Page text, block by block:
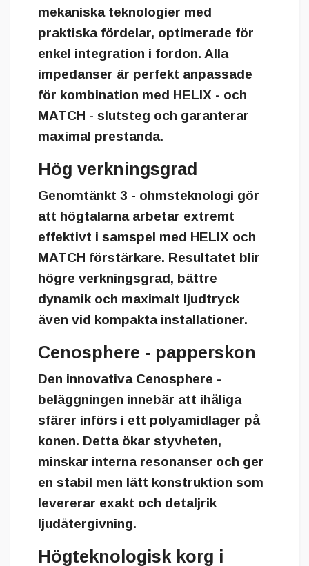
mekaniska teknologier med
praktiska fördelar, optimerade för
enkel integration i fordon. Alla
impedanser är perfekt anpassade
för kombination med HELIX - och
MATCH - slutsteg och garanterar
maximal prestanda.
Hög verkningsgrad
Genomtänkt 3 - ohmsteknologi gör
att högtalarna arbetar extremt
effektivt i samspel med HELIX och
MATCH förstärkare. Resultatet blir
högre verkningsgrad, bättre
dynamik och maximalt ljudtryck
även vid kompakta installationer.
Cenosphere - papperskon
Den innovativa Cenosphere -
beläggningen innebär att ihåliga
sfärer införs i ett polyamidlager på
konen. Detta ökar styvheten,
minskar interna resonanser och ger
en stabil men lätt konstruktion som
levererar exakt och detaljrik
ljudåtergivning.
Högteknologisk korg i